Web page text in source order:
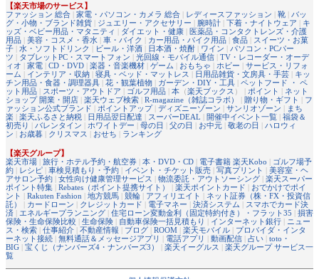
【楽天市場のサービス】
ファッション 総合 | 家電・パソコン・カメラ 総合 | レディースファッション | 靴 | バッ
グ・小物・ブランド雑貨 | ジュエリー・アクセサリー | 腕時計 | 下着・ナイトウェア | キ
ッズ・ベビー用品・マタニティ | ダイエット・健康 | 医薬品・コンタクトレンズ・介護
用品 | 美容・コスメ・香水 | 車・バイク | カー用品・バイク用品 | 食品 | スイーツ・お菓
子 | 水・ソフトドリンク | ビール・洋酒 | 日本酒・焼酎 | ワイン | パソコン・PCパー
ツ | タブレットPC・スマートフォン | 光回線・モバイル通信 | TV・レコーダー・オーデ
ィオ | 家電 | CD・DVD | 楽器・音楽機材 | ゲーム | おもちゃ | ホビー | サービス・リフォ
ーム | インテリア・収納 | 寝具・ベッド・マットレス | 日用品雑貨・文房具・手芸 | キッ
チン用品・食器・調理器具 | 花・観葉植物 | ガーデン・DIY・工具 | ペットフード ・ ペ
ット用品 | スポーツ・アウトドア | ゴルフ用品 | 本 （楽天ブックス ） | ポイント | ネット
ショップ 開業・開店 | 楽天ウェブ検索 | R-magazine（雑誌コラボ） | 贈り物・ギフト | フ
ァッション公式ブランド | ポイントアップ| ディズニーゾーン | サンリオゾーン | まち
楽 | 楽天ふるさと納税 | 日用品翌日配達 | スーパーDEAL | 開催中イベント一覧 | 福袋＆
初売り | バレンタイン | ホワイトデー | 母の日 | 父の日 | お中元 | 敬老の日 | ハロウィ
ン | お歳暮 | クリスマス | おせち | ランキング
【楽天グループ】
楽天市場 | 旅行・ホテル予約・航空券 | 本・DVD・CD | 電子書籍 楽天Kobo | ゴルフ場予
約 | レシピ | 車検見積もり・予約 | イベント・チケット販売 | 写真プリント | 美容室・ヘ
アサロン予約 | 女性向け健康管理サービス | 物流委託・アウトソーシング | 楽天スーパー
ポイント特集 | Rebates（ポイント提携サイト） | 楽天ポイントカード | おでかけでポイ
ント | Rakuten Fashion | 地方競馬 | 競輪 | アフィリエイト | ネット証券（株・FX・投資信
託）
| カードローン | クレジットカード | 電子マネー | 決済システム | スマホでカード決
済 | エネルギープランニング | 住宅ローン変動金利（固定特約付き）・フラット35 | 損害
保険・生命保険比較 | 生命保険 | 自動車保険一括見積もり | インターネット銀行 | ニュー
ス・検索 | 仕事紹介 | 不動産情報 | ブログ | ROOM | 楽天モバイル | プロバイダ・インタ
ーネット接続 | 無料通話＆メッセージアプリ | 電話アプリ | 動画配信 | 占い | toto・
BIG | 宝くじ（ナンバーズ4・ナンバーズ3） | 楽天イーグルス | 楽天グループ サービス一
覧